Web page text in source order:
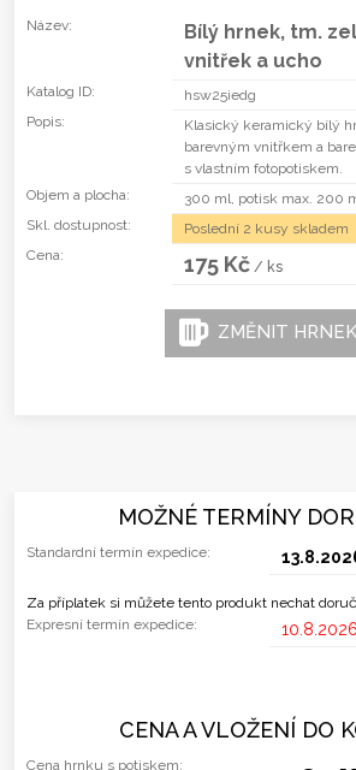
Název:
Bílý hrnek, tm.
vnitřek a ucho
Katalog ID:
hsw25iedg
Popis:
Klasický keramický bílý
barevným vnitřkem a
s vlastním fotopotiskem.
Objem a plocha:
300 ml, potisk max. 200
Skl. dostupnost:
Poslední 2 kusy skladem
Cena:
175 Kč / ks
ZMĚNIT HRNEK
MOŽNÉ TERMÍNY
Standardní termín expedice:
Za příplatek si můžete tento produkt nechat
Expresní termín expedice:
10.8.2026
CENA A VLOŽENÍ DO
Cena hrnku s potiskem: